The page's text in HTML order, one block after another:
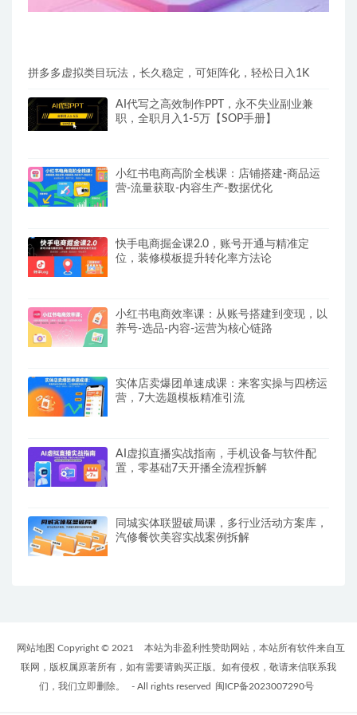
拼多多虚拟类目玩法，长久稳定，可矩阵化，轻松日入1K
AI代写之高效制作PPT，永不失业副业兼
职，全职月入1-5万【SOP手册】
小红书电商高阶全栈课：店铺搭建-商品运
营-流量获取-内容生产-数据优化
快手电商掘金课2.0，账号开通与精准定
位，装修模板提升转化率方法论
小红书电商效率课：从账号搭建到变现，以
养号-选品-内容-运营为核心链路
实体店卖爆团单速成课：来客实操与四榜运
营，7大选题模板精准引流
AI虚拟直播实战指南，手机设备与软件配
置，零基础7天开播全流程拆解
同城实体联盟破局课，多行业活动方案库，
汽修餐饮美容实战案例拆解
网站地图 Copyright © 2021
本站为非盈利性赞助网站，本站所有软件来自互
联网，版权属原著所有，如有需要请购买正版。如有侵权，敬请来信联系我
们，我们立即删除。
- All rights reserved 闽ICP备2023007290号